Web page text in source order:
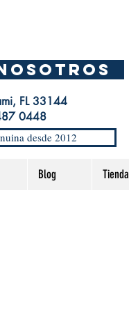
FL 33144
0448
desde 2012
Blog Tienda